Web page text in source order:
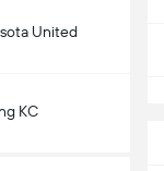
United
KC